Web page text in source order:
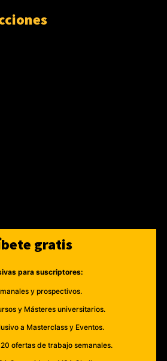
gratis
para suscriptores:
y prospectivos.
y Másteres universitarios.
a Masterclass y Eventos.
ofertas de trabajo semanales.